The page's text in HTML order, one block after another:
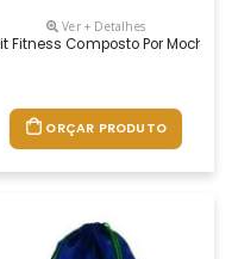
Nylon Amassado, Toalha
Ver + Detalhes
Fitness Composto Por Mochila
ORÇAR PRODUTO